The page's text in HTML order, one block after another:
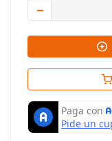
－